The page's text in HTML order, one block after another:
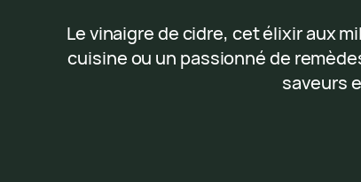
Le vinaigre de cidre, cet élixir aux
cuisine ou un passionné de
saveurs